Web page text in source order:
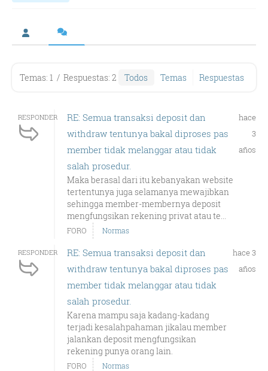
Temas: 1 / Respuestas: 2 Todos Temas Respuestas
RESPONDER
RE: Semua transaksi deposit dan
withdraw tentunya bakal diproses pas
member tidak melanggar atau tidak
salah prosedur.
Maka berasal dari itu kebanyakan website
tertentunya juga selamanya mewajibkan
sehingga member-membernya deposit
mengfungsikan rekening privat atau te...
hace
3
años
FORO Normas
RESPONDER
RE: Semua transaksi deposit dan
withdraw tentunya bakal diproses pas
member tidak melanggar atau tidak
salah prosedur.
Karena mampu saja kadang-kadang
terjadi kesalahpahaman jikalau member
jalankan deposit mengfungsikan
rekening punya orang lain.
hace 3
años
FORO Normas